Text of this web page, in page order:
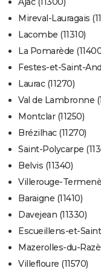
Mireval-Lauragais
Lacombe (11310)
La Pomarède
Festes-et-Saint-
Laurac (11270)
Val de Lambronne
Montclar (11250)
Brézilhac (11270)
Saint-Polycarpe
Belvis (11340)
Villerouge-
Baraigne (11410)
Davejean (11330)
Escueillens-et-
Mazerolles-du-
Villefloure (11570)